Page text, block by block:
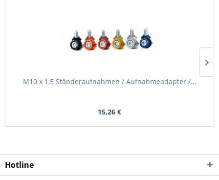
M10 x 1,5 Ständeraufnahmen / Aufnahmeadapter /...
15,26 €
Hotline